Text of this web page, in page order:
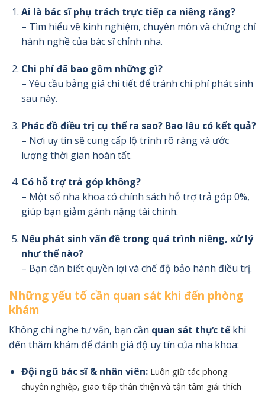
Ai là bác sĩ phụ trách trực tiếp ca niềng răng?
– Tìm hiểu về kinh nghiệm, chuyên môn và chứng chỉ
hành nghề của bác sĩ chỉnh nha.
Chi phí đã bao gồm những gì?
– Yêu cầu bảng giá chi tiết để tránh chi phí phát sinh
sau này.
Phác đồ điều trị cụ thể ra sao? Bao lâu có kết quả?
– Nơi uy tín sẽ cung cấp lộ trình rõ ràng và ước
lượng thời gian hoàn tất.
Có hỗ trợ trả góp không?
– Một số nha khoa có chính sách hỗ trợ trả góp 0%,
giúp bạn giảm gánh nặng tài chính.
Nếu phát sinh vấn đề trong quá trình niềng, xử lý
như thế nào?
– Bạn cần biết quyền lợi và chế độ bảo hành điều trị.
Những yếu tố cần quan sát khi đến phòng
khám
Không chỉ nghe tư vấn, bạn cần quan sát thực tếkhi
đến thăm khám để đánh giá độ uy tín của nha khoa:
Đội ngũ bác sĩ & nhân viên: Luôn giữ tác phong
chuyên nghiệp, giao tiếp thân thiện và tận tâm giải thích